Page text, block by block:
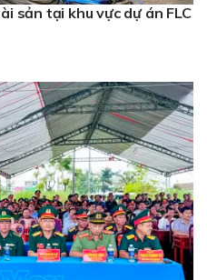
sản tại khu vực dự án FLC